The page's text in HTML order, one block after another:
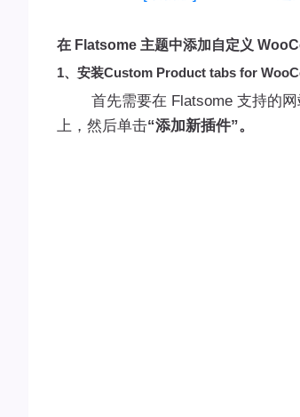
在 Flatsome 主题中添加自定义
1、安装Custom Product tabs for
首先需要在 Flatsome 支持的网
上，然后单击“添加新插件”。